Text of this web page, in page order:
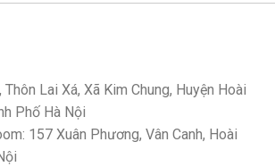
Thôn Lai Xá, Xã Kim Chung, Huyện Hoài
Phố Hà Nội
157 Xuân Phương, Vân Canh, Hoài